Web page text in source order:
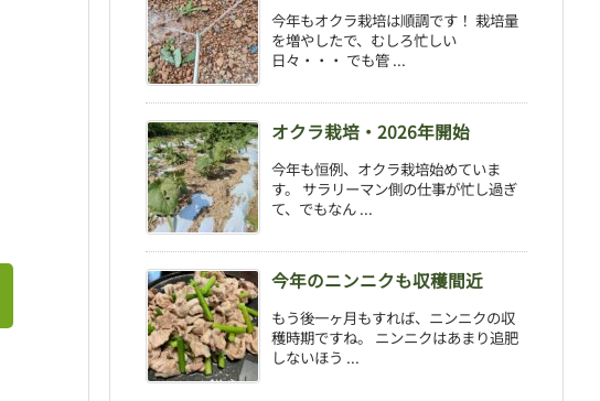
今年もオクラ栽培は順調です！ 栽培量
を増やしたで、むしろ忙しい
日々・・・ でも管 ...
オクラ栽培・2026年開始
今年も恒例、オクラ栽培始めていま
す。 サラリーマン側の仕事が忙し過ぎ
て、でもなん ...
今年のニンニクも収穫間近
もう後一ヶ月もすれば、ニンニクの収
穫時期ですね。 ニンニクはあまり追肥
しないほう ...